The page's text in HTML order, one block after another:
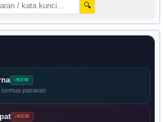
🔍
NEW
pasaran
NEW